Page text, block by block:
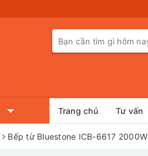
Trang chủ Tư vấn
Bếp từ Bluestone ICB-6617 2000W